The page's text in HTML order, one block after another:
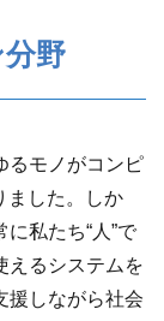
野
るモノがコンピ
ました。しか
私たち“人”で
えるシステムを
援しながら社会